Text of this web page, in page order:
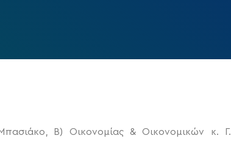
Β) Οικονομίας & Οικονομικών κ. Γ.